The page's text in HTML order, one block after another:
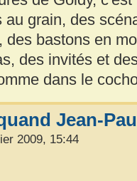
grain, des
des bastons en
des invités et
dans le
Jean-
2009, 15:44